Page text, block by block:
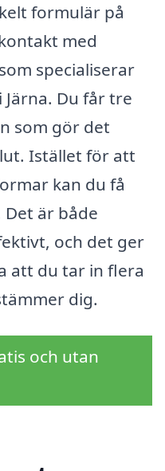
formulär på
med
specialiserar
Du får tre
som gör det
Istället för att
kan du få
är både
och det ger
att du tar in flera
dig.
och utan